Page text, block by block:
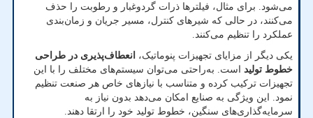
می‌شود. برای مثال، فیلترها ذرات گردوغبار و رطوبت را حذف
می‌کنند، در حالی که شیرهای کنترل، مسیر جریان و زمان‌بندی
عملکرد را تنظیم می‌کنند
یکی دیگر از مزایای تجهیزات پنوماتیک، انعطاف‌پذیری در طراحی
خطوط تولید است. به‌راحتی می‌توان سیستم‌های مختلف را با این
تجهیزات ترکیب کرده و متناسب با نیازهای خاص هر صنعت تنظیم
نمود. این ویژگی به صنایع امکان می‌دهد بدون نیاز به
سرمایه‌گذاری‌های سنگین، خطوط تولید خود را ارتقا دهند